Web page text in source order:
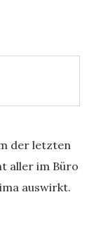
der letzten
aller im Büro
auswirkt.